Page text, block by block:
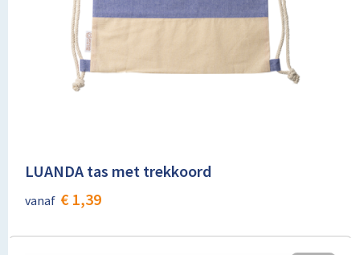
LUANDA tas met trekkoord
vanaf € 1,39